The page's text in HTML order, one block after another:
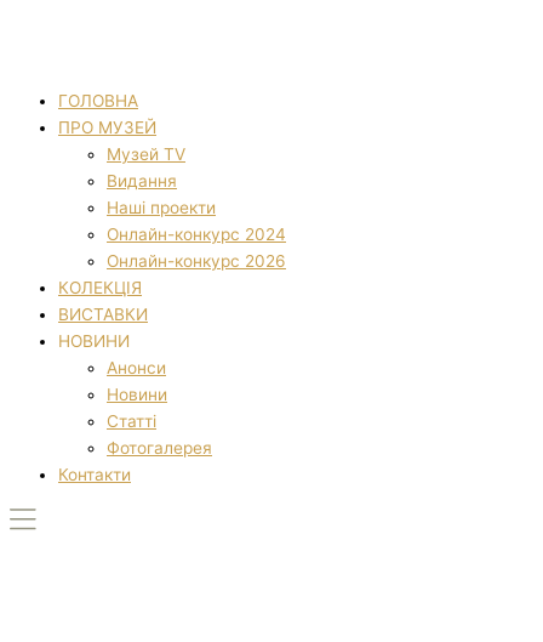
ГОЛОВНА
ПРО МУЗЕЙ
Музей TV
Видання
Наші проекти
Онлайн-конкурс 2024
Онлайн-конкурс 2026
КОЛЕКЦІЯ
ВИСТАВКИ
НОВИНИ
Анонси
Новини
Статті
Фотогалерея
Контакти